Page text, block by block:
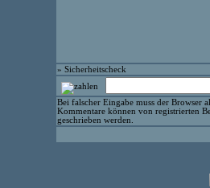
» Sicherheitscheck
Bei falscher Eingabe muss der Browser
Kommentare können von registrierten
geschrieben werden.